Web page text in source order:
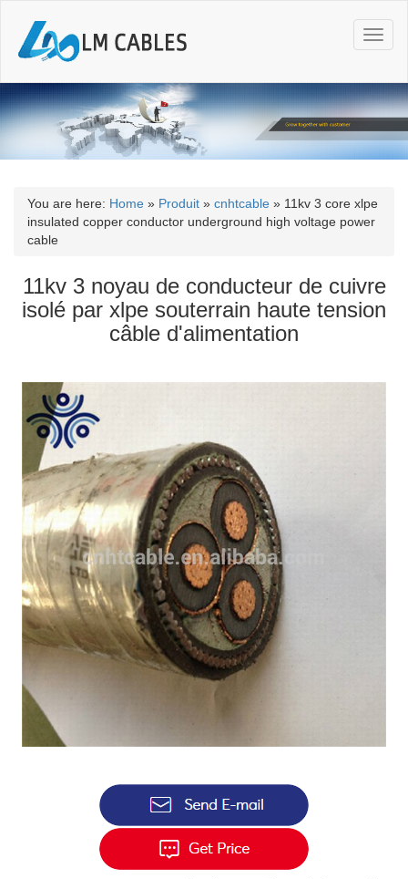
T
o
g
l
n
a
i
g
o
n
You are here: Home » Produit » cnhtcable » 11kv 3 core xlpe
insulated copper conductor underground high voltage power
cable
11kv 3 noyau de conducteur de cuivre
isolé par xlpe souterrain haute tension
câble d'alimentation